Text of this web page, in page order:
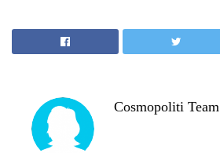
Cosmopoliti Team